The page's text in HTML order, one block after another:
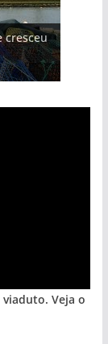
cresceu
do
e põem
Veja o